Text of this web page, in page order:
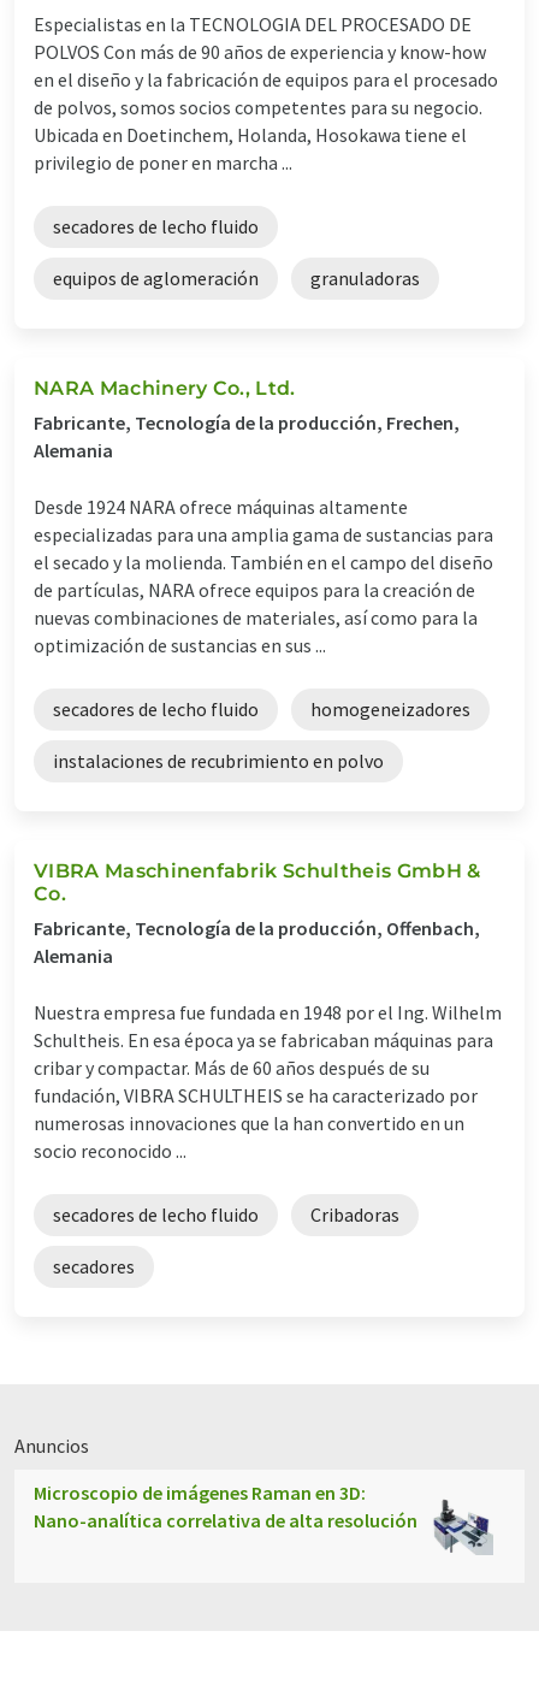
Especialistas en la TECNOLOGIA DEL PROCESADO DE
POLVOS Con más de 90 años de experiencia y know-how
en el diseño y la fabricación de equipos para el procesado
de polvos, somos socios competentes para su negocio.
Ubicada en Doetinchem, Holanda, Hosokawa tiene el
privilegio de poner en marcha ...
secadores de lecho fluido
equipos de aglomeración granuladoras
NARA Machinery Co., Ltd.
Fabricante, Tecnología de la producción, Frechen,
Alemania
Desde 1924 NARA ofrece máquinas altamente
especializadas para una amplia gama de sustancias para
el secado y la molienda. También en el campo del diseño
de partículas, NARA ofrece equipos para la creación de
nuevas combinaciones de materiales, así como para la
optimización de sustancias en sus ...
secadores de lecho fluido homogeneizadores
instalaciones de recubrimiento en polvo
VIBRA Maschinenfabrik Schultheis GmbH &
Co.
Fabricante, Tecnología de la producción, Offenbach,
Alemania
Nuestra empresa fue fundada en 1948 por el Ing. Wilhelm
Schultheis. En esa época ya se fabricaban máquinas para
cribar y compactar. Más de 60 años después de su
fundación, VIBRA SCHULTHEIS se ha caracterizado por
numerosas innovaciones que la han convertido en un
socio reconocido ...
secadores de lecho fluido Cribadoras
secadores
Anuncios
Microscopio de imágenes Raman en 3D:
Nano-analítica correlativa de alta resolución